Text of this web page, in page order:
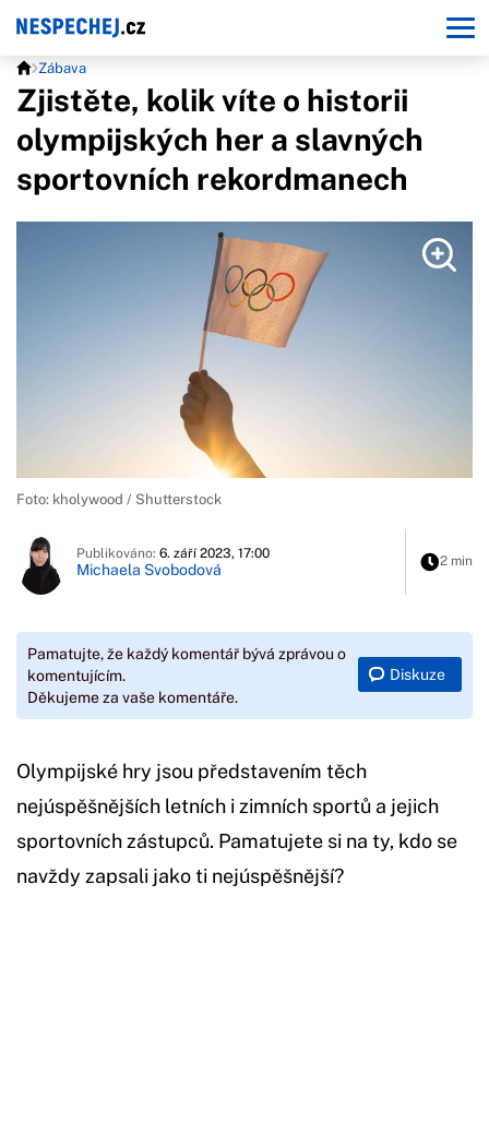
Zábava
Zjistěte, kolik víte o historii
olympijských her a slavných
sportovních rekordmanech
Foto: kholywood / Shutterstock
Publikováno: 6. září 2023, 17:00
Michaela Svobodová 2 min
Pamatujte, že každý komentář bývá zprávou o
komentujícím.
Děkujeme za vaše komentáře.
Diskuze
Olympijské hry jsou představením těch
nejúspěšnějších letních i zimních sportů a jejich
sportovních zástupců. Pamatujete si na ty, kdo se
navždy zapsali jako ti nejúspěšnější?